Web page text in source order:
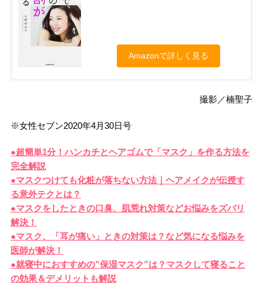
Amazonで詳しく見る
撮影／楠聖子
※女性セブン2020年4月30日号
●超簡単1分！ハンカチとヘアゴムで「マスク」を作る方法を
完全解説
●マスクつけても化粧が落ちない方法｜ヘアメイクが伝授す
る意外テクとは？
●マスクをしたときの口臭、肌荒れ対策などお悩みをズバリ
解決！
●マスク、「耳が痛い」ときの対策は？など気になる悩みを
医師が解決！
●就寝中におすすめの”保湿マスク”は？マスクして寝ること
の効果＆デメリットも解説